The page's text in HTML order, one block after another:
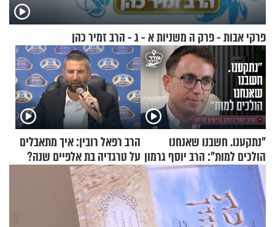
פרקי אבות - פרק ה משניות א - ג - הרב זמיר כהן
"נתקענו. חשבנו שאנחנו
הולכים למות": הרב יוסף גרמון
בריאיון מרתק
הרב רפאל רובין: איך מתאבלים
על טרגדיה בת אלפיים שנה?